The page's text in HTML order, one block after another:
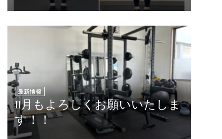
最新情報
11月もよろしくお願いいたしま
す！！